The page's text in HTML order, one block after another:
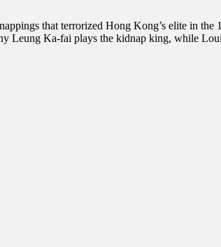
that terrorized Hong Kong’s elite in
Leung Ka-fai plays the kidnap king, while